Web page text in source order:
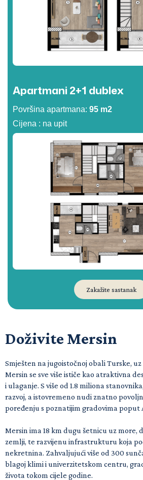
Apartmani 2+1 dublex
Površina apartmana: 95 m2
Cijena : na upit
Zakažite sastanak
Doživite Mersin
Smješten na jugoistočnoj obali Turske,
Mersin se sve više ističe kao atraktivna
i ulaganje. S više od 1.8 miliona
razvoj, a istovremeno nudi znatno
poređenju s poznatijim gradovima
Mersin ima 18 km dugu šetnicu uz more,
zemlji, te razvijenu infrastrukturu koja
nekretnina. Zahvaljujući više od 300
blagoj klimi i univerzitetskom centru,
života tokom cijele godine.